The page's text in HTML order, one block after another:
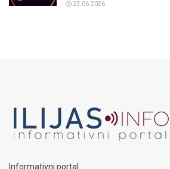
23.06.2026.
Informativni portal.